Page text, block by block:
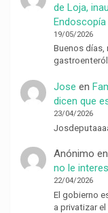
de Loja,
19/05/2026
Buenos días,
Jose en
dicen que
23/04/2026
Anónimo en
no le
22/04/2026
El gobierno
a privatizar